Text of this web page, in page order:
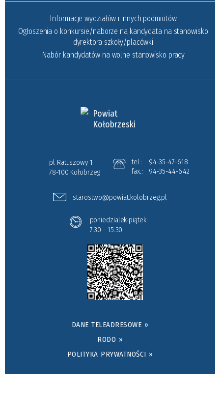
Informacje wydziałów i innych podmiotów
Ogłoszenia o konkursie/naborze na kandydata na stanowisko
dyrektora szkoły/placówki
Nabór kandydatów na wolne stanowisko pracy
Powiat
Kołobrzeski
pl Ratuszowy 1
78-100 Kołobrzeg
tel.:
94-35-47-618
fax.:
94-35-44-642
starostwo@powiat.kolobrzeg.pl
poniedzialek-piątek:
7:30 - 15:30
DANE TELEADRESOWE »
RODO »
POLITYKA PRYWATNOŚCI »